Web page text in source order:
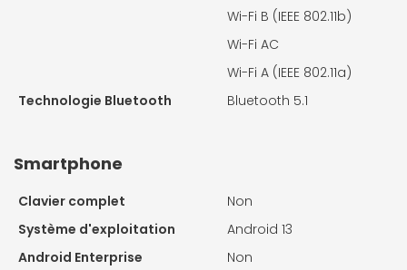
Wi-Fi B (IEEE 802.11b)
Wi-Fi AC
Wi-Fi A (IEEE 802.11a)
Technologie Bluetooth
Bluetooth 5.1
Smartphone
Clavier complet
Non
Système d'exploitation
Android 13
Android Enterprise
Non